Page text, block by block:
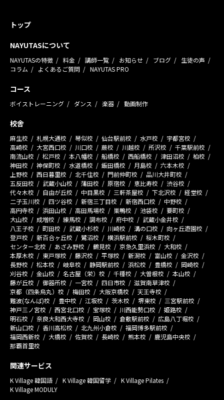
トップ
NAYUTASについて
NAYUTASの特徴 料金 講師一覧 お知らせ ブログ
生徒の声
コラム
よくあるご質問 NAYUTAS PRO
コース
ボイストレーニング ダンス 楽器 動画制作
校舎
麻生校 札幌大通校 琴似校 仙台駅前校 水戸校
宇都宮校
高崎校
大宮西口校 川口校 蕨校 川越校 所沢校
千葉駅前校
南流山校
松戸校 本八幡校 船橋校 西船橋校 津田沼校
柏校
神田校
神保町校 水道橋校 飯田橋校 月島校
六本木校
上野校
西日暮里校 北千住校 門前仲町校
品川大井町校
五反田校
武蔵小山校 蒲田校 原宿校 恵比寿校
渋谷校
代々木校
自由が丘校 中目黒校 三軒茶屋校 下北沢校
経堂校
二子玉川校
四ツ谷校 新宿三丁目校 新宿西口校
中野校
高円寺校
浜田山校 高田馬場校 巣鴨校 池袋校
要町校
大山校
成増校 練馬校 調布校 府中校
武蔵小金井校
八王子校
町田校 武蔵小杉校 川崎校 溝の口校
向ヶ丘遊園校
登戸校
新百合ヶ丘校 鷺沼校 横浜駅前校
桜木町校
センター北校
あざみ野校 鶴見校 京急久里浜校
大和校
本厚木校
東戸塚校 藤沢校 平塚校 新潟校 富山校
金沢校
長野校
松本校 岐阜校 静岡駅前校 浜松校 豊橋校
岡崎校
刈谷校
金山校 名古屋（栄）校 千種校 大曽根校
本山校
藤が丘校
御器所校 一宮校 四日市校
滋賀南草津校
京都（四条烏丸）校
梅田校 大阪京橋校
天王寺校
難波(なんば)校
豊中校 江坂校 茨木校 堺東校
三宮駅前校
神戸三ノ宮校
西宮北口校 宝塚校 川西能勢口校
姫路校
明石校
奈良大和西大寺校 岡山校 倉敷駅前校
広島八丁堀校
新山口校
香川高松校 北九州小倉校
福岡博多駅前校
福岡西新校
大橋校 佐賀校 長崎校 熊本校
鹿児島中央校
那覇首里校
関連サービス
K Village 韓国語 K Village 韓国留学
K Village Pilates
K Village MODULY